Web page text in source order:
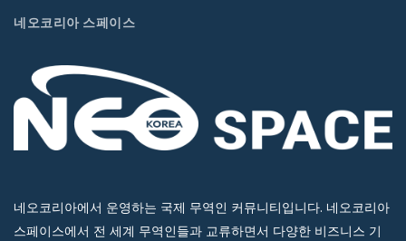
네오코리아 스페이스
네오코리아에서 운영하는 국제 무역인 커뮤니티입니다. 네오코리아
스페이스에서 전 세계 무역인들과 교류하면서 다양한 비즈니스 기